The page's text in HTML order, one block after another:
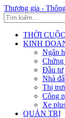
Thương gia -
THỜI CUỘC
KINH
Ngân
Chứng
Đầu tư
Nhà
Thị
Công
Xe
QUẢN TRỊ